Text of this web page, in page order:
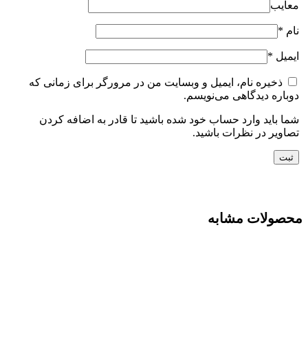
معایب
نام *
ایمیل *
ذخیره نام، ایمیل و وبسایت من در مرورگر برای زمانی که
دوباره دیدگاهی می‌نویسم.
شما باید وارد حساب خود شده باشید تا قادر به اضافه کردن
تصاویر در نظرات باشید.
محصولات مشابه